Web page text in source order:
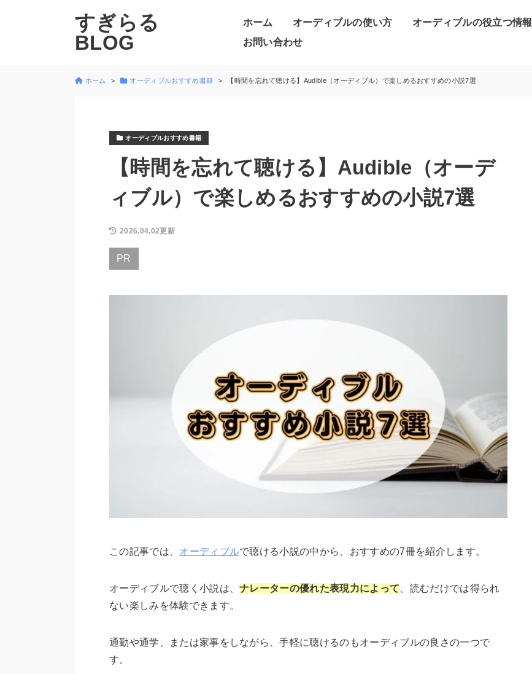
すぎらる
BLOG
ホーム オーディブルの使い方 オーディブルの役立つ情報
お問い合わせ
ホーム オーディブルおすすめ書籍 【時間を忘れて聴ける】Audible（オーディブル）で楽しめるおすすめの小説7選
オーディブルおすすめ書籍
【時間を忘れて聴ける】Audible（オーデ
ィブル）で楽しめるおすすめの小説7選
2026.04.02更新
PR
この記事では、 オーディブルで聴ける小説の中から、おすすめの7冊を紹介します。
オーディブルで聴く小説は、ナレーターの優れた表現力によって 、読むだけでは得られ
ない楽しみを体験できます。
通勤や通学、または家事をしながら、手軽に聴けるのもオーディブルの良さの一つで
す。